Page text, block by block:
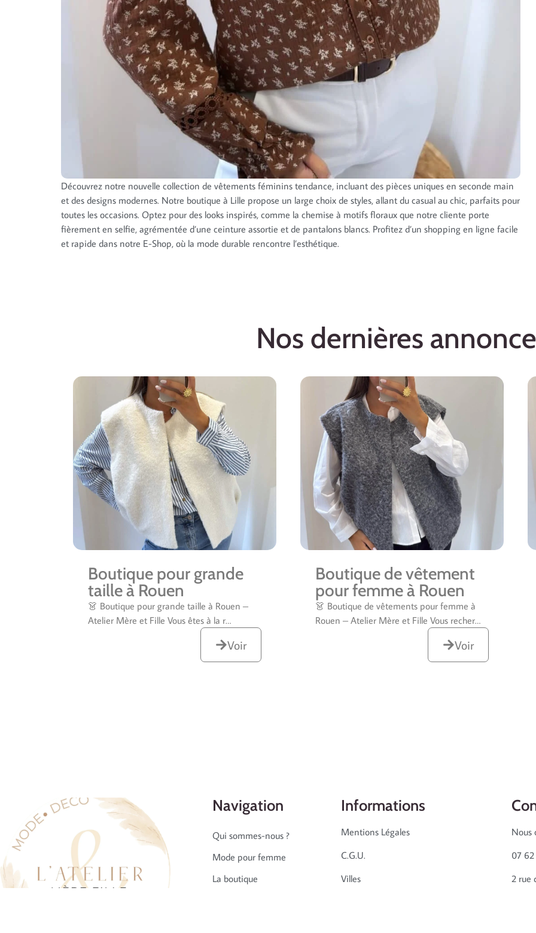
Découvrez notre nouvelle collection de vêtements féminins tendance, incluant des pièces uniques en seconde main
et des designs modernes. Notre boutique à Lille propose un large choix de styles, allant du casual au chic, parfaits pour
toutes les occasions. Optez pour des looks inspirés, comme la chemise à motifs floraux que notre cliente porte
fièrement en selfie, agrémentée d’une ceinture assortie et de pantalons blancs. Profitez d’un shopping en ligne facile
et rapide dans notre E-Shop, où la mode durable rencontre l’esthétique.
Nos dernières
Boutique pour grande
taille à Rouen
👗 Boutique pour grande taille à Rouen –
Atelier Mère et Fille Vous êtes à la r…
Voir
Boutique de vêtement
pour femme à Rouen
👗 Boutique de vêtements pour femme à
Rouen – Atelier Mère et Fille Vous recher…
Voir
Navigation
Qui sommes-nous ?
Mode pour femme
La boutique
Informations
Mentions Légales
C.G.U.
Villes
Nous
07
2 rue